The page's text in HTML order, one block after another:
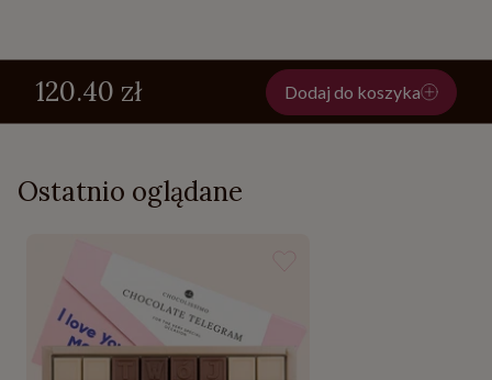
120.40 zł Dodaj do koszyka
Ostatnio oglądane